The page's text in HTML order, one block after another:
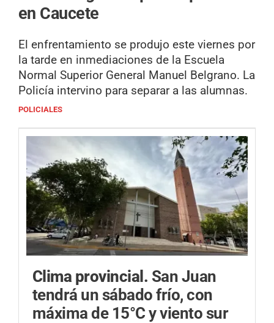
en Caucete
El enfrentamiento se produjo este viernes por
la tarde en inmediaciones de la Escuela
Normal Superior General Manuel Belgrano. La
Policía intervino para separar a las alumnas.
POLICIALES
Clima provincial. San Juan
tendrá un sábado frío, con
máxima de 15°C y viento sur